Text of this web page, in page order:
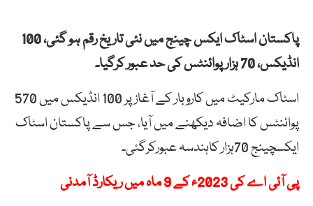
پاکستان اسٹاک ایکس چینج میں نئی تاریخ رقم ہو گئی، 100
انڈیکس، 70 ہزار پوائنٹس کی حد عبور کرگیا۔
اسٹاک مارکیٹ میں کاروبار کے آغاز پر 100 انڈیکس میں 570
پوائنٹس کا اضافہ دیکھنے میں آیا، جس سے پاکستان اسٹاک
ایکسچینج 70ہزار کاہندسہ عبورکرگئی۔
پی آئی اے کی 2023ء کے 9 ماہ میں ریکارڈ آمدنی